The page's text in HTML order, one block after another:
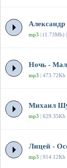
Александр
mp3 | (1.73Mb)
Ночь -
mp3 | 473.72Kb
Михаил
mp3 | 629.35Kb
Лицей -
mp3 | 914.12Kb